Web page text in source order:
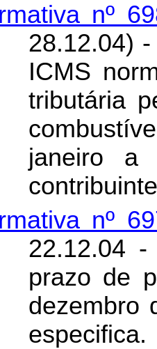
nº
28.12.04)
ICMS
tributária
janeiro a
nº
22.12.04
prazo de
dezembro
especifica.